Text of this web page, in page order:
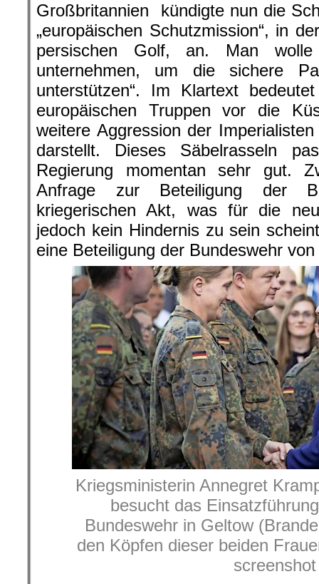
Großbritannien kündigte nun die
„europäischen Schutzmission“, in
persischen Golf, an. Man wolle
unternehmen, um die sichere
unterstützen“. Im Klartext
europäischen Truppen vor die
weitere Aggression der
darstellt. Dieses Säbelrasseln
Regierung momentan sehr gut.
Anfrage zur Beteiligung der
kriegerischen Akt, was für die
jedoch kein Hindernis zu sein
eine Beteiligung der Bundeswehr
Kriegsministerin Annegret
besucht das
Bundeswehr in Geltow
den Köpfen dieser beiden
screenshot